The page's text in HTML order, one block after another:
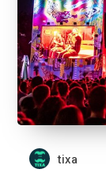
tixa